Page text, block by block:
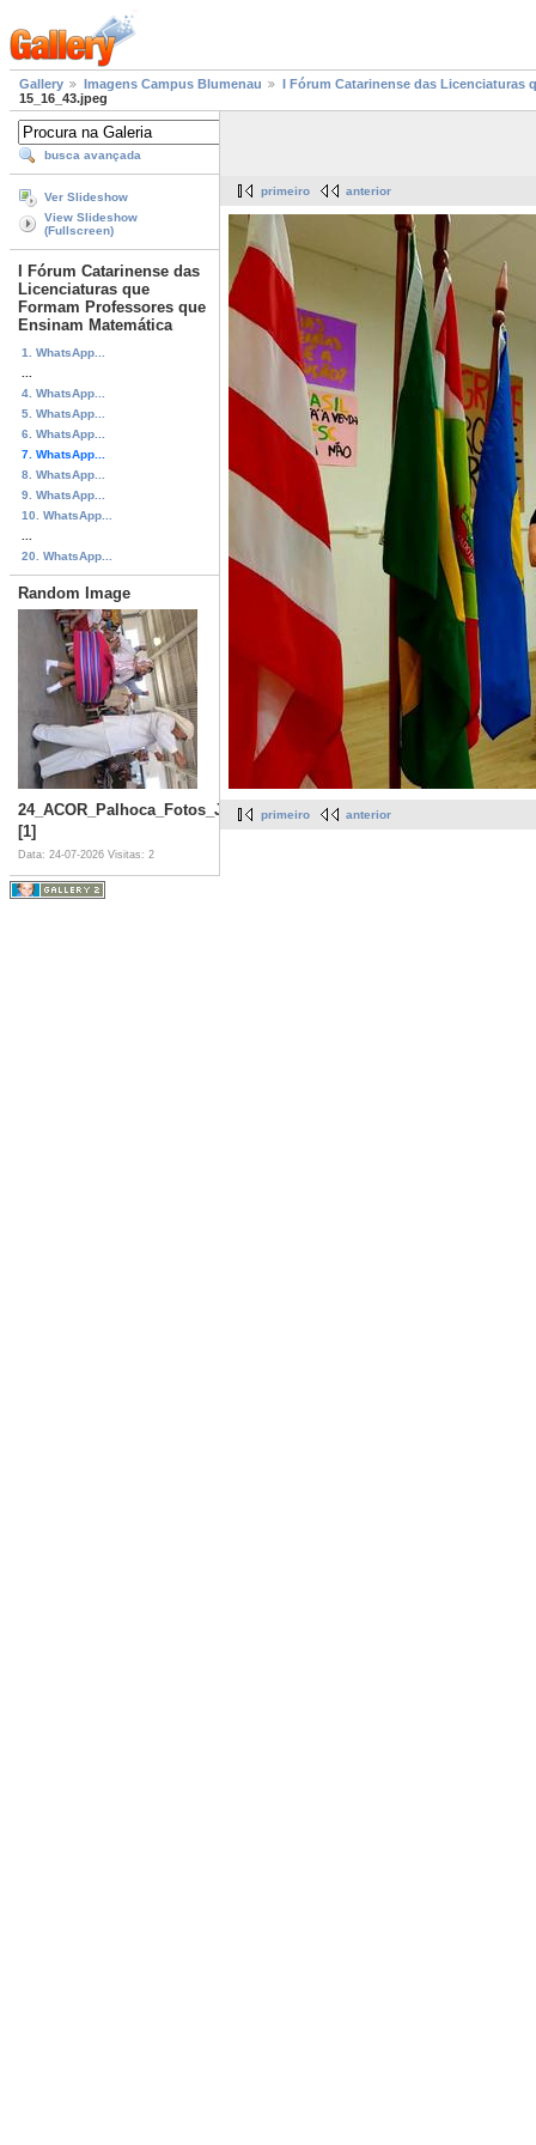
Gallery Imagens Campus Blumenau
I Fórum Catarinense das Licenciaturas
15_16_43.jpeg
busca avançada
Ver Slideshow
View Slideshow
(Fullscreen)
I Fórum Catarinense das
Licenciaturas que
Formam Professores que
Ensinam Matemática
1. WhatsApp...
4. WhatsApp...
5. WhatsApp...
6. WhatsApp...
7. WhatsApp...
8. WhatsApp...
9. WhatsApp...
10. WhatsApp...
20. WhatsApp...
Random Image
24_ACOR_Palhoca_Fotos_JOI_(1026)
[1]
Data: 24-07-2026 Visitas: 2
primeiro anterior
primeiro anterior